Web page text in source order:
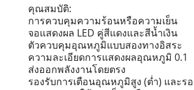
คุณสมบัติ:
การควบคุมความร้อนหรือความเย็น
จอแสดงผล LED คู่สีแดงและสีน้ำเงิน
ตัวควบคุมอุณหภูมิแบบสองทางอิสระ
ความละเอียดการแสดงผลอุณหภูมิ 0.1
ส่งออกพลังงานโดยตรง
รองรับการเตือนอุณหภูมิสูง (ต่ำ) และร